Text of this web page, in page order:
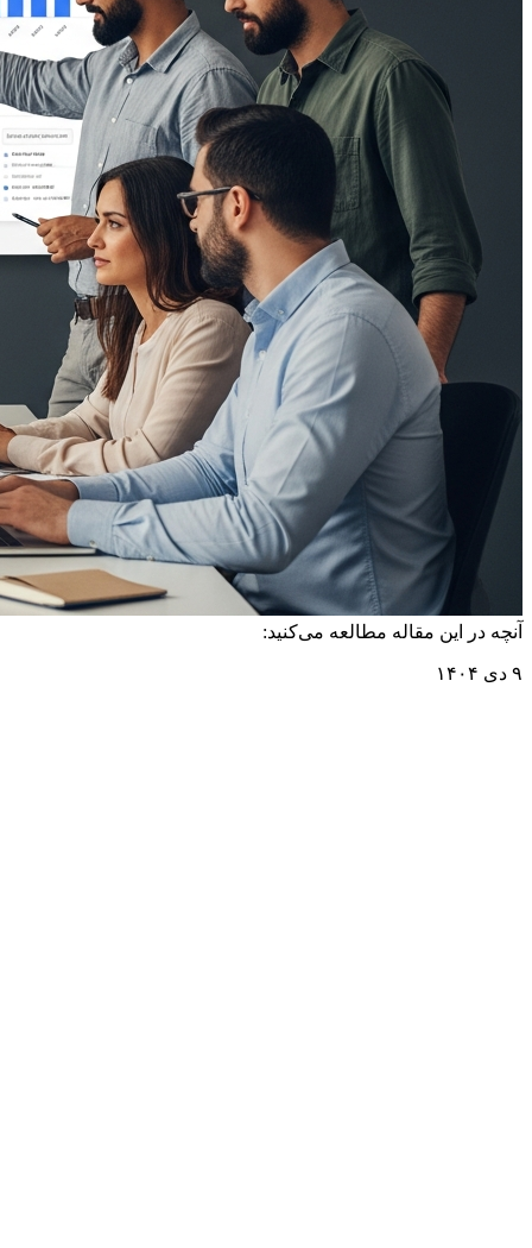
آنچه در این مقاله مطالعه می‌کنید:
۹ دی ۱۴۰۴